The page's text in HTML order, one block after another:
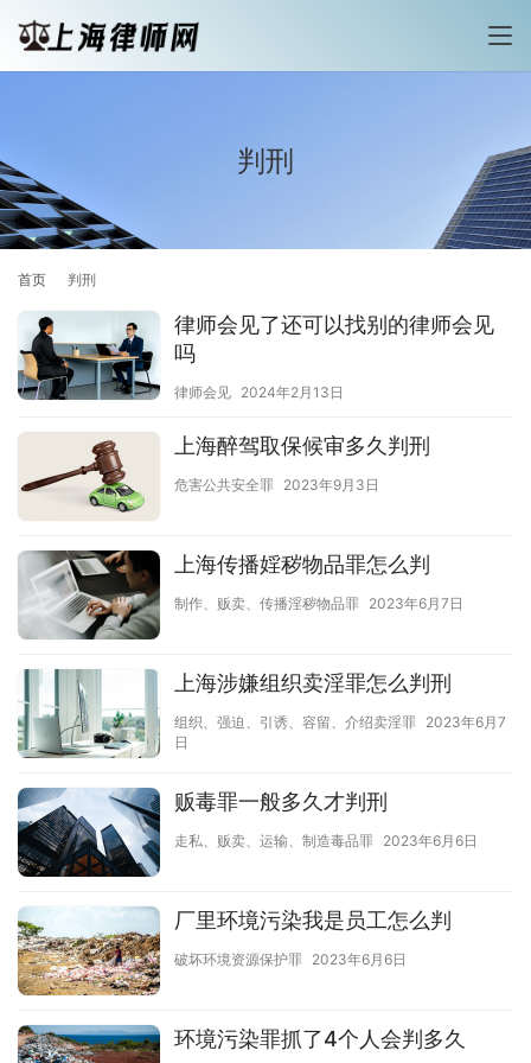
判刑
首页 判刑
律师会见了还可以找别的律师会见
吗
律师会见 2024年2月13日
上海醉驾取保候审多久判刑
危害公共安全罪 2023年9月3日
上海传播婬秽物品罪怎么判
制作、贩卖、传播淫秽物品罪 2023年6月7日
上海涉嫌组织卖淫罪怎么判刑
组织、强迫、引诱、容留、介绍卖淫罪 2023年6月7
日
贩毒罪一般多久才判刑
走私、贩卖、运输、制造毒品罪 2023年6月6日
厂里环境污染我是员工怎么判
破坏环境资源保护罪 2023年6月6日
环境污染罪抓了4个人会判多久